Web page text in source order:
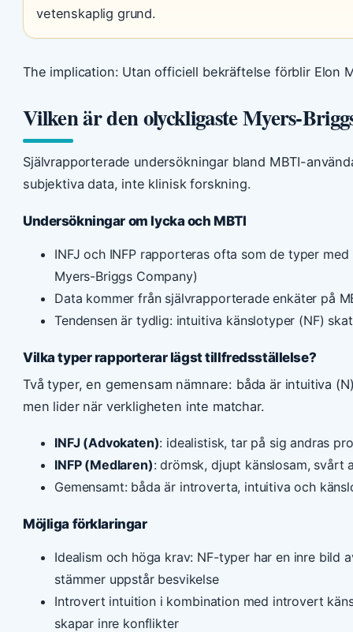
vetenskaplig grund.
The implication: Utan officiell bekräftelse förblir Elon
Vilken är den olyckligaste Myers-
Självrapporterade undersökningar bland MBTI-
subjektiva data, inte klinisk forskning.
Undersökningar om lycka och MBTI
INFJ och INFP rapporteras ofta som de typer
Myers-Briggs Company)
Data kommer från självrapporterade enkäter på
Tendensen är tydlig: intuitiva känslotyper (NF)
Vilka typer rapporterar lägst tillfredsställelse?
Två typer, en gemensam nämnare: båda är intuitiva
men lider när verkligheten inte matchar.
INFJ (Advokaten): idealistisk, tar på sig andras
INFP (Medlaren): drömsk, djupt känslosam,
Gemensamt: båda är introverta, intuitiva och
Möjliga förklaringar
Idealism och höga krav: NF-typer har en inre bild
stämmer uppstår besvikelse
Introvert intuition i kombination med introvert
skapar inre konflikter